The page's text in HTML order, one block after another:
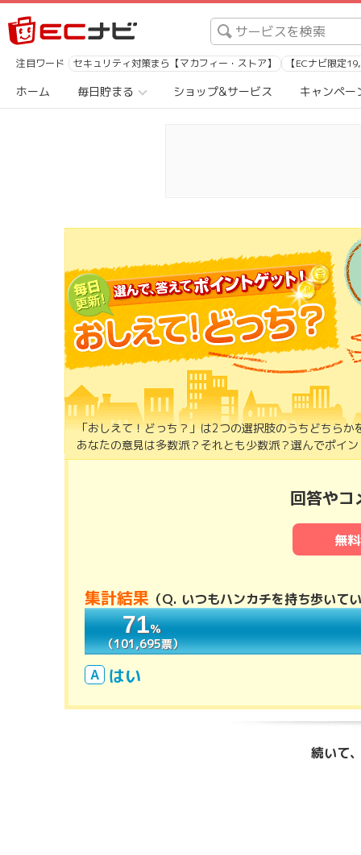
注目ワード セキュリティ対策まら【マカフィー・ストア】 【ECナビ限定
ホーム 毎日貯まる ショップ&サービス キャンペー
「おしえて！どっち？」は2つの選択肢のうちどちら
あなたの意見は多数派？それとも少数派？選んでポイ
回答やコ
無
集計結果 （Q. いつもハンカチを持ち歩いて
71％
（101,695票）
71％
（101,695票）
A はい
続いて